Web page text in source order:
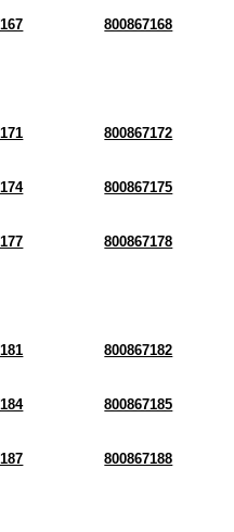
800867168
800867172
800867175
800867178
800867182
800867185
800867188